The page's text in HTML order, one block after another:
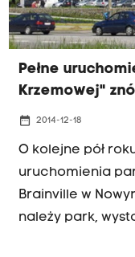
Pełne
Krzemowej"
date_range 2014-12-18
O kolejne pół
uruchomienia
Brainville w
należy park,